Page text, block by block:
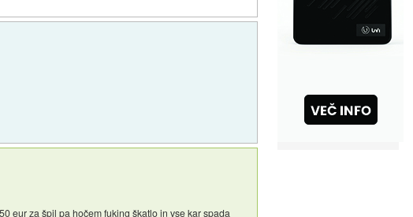
eur za špil pa hočem fuking škatlo in vse kar spada